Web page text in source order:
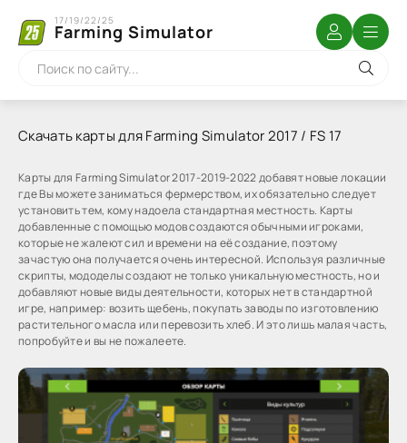
Farming Simulator
17/19/22/25
Скачать карты для Farming Simulator 2017 / FS 17
Карты для Farming Simulator 2017-2019-2022 добавят новые локации
где Вы можете заниматься фермерством, их обязательно следует
установить тем, кому надоела стандартная местность. Карты
добавленные с помощью модов создаются обычными игроками,
которые не жалеют сил и времени на её создание, поэтому
зачастую она получается очень интересной. Используя различные
скрипты, мододелы создают не только уникальную местность, но и
добавляют новые виды деятельности, которых нет в стандартной
игре, например: возить щебень, покупать заводы по изготовлению
растительного масла или перевозить хлеб. И это лишь малая часть,
попробуйте и вы не пожалеете.